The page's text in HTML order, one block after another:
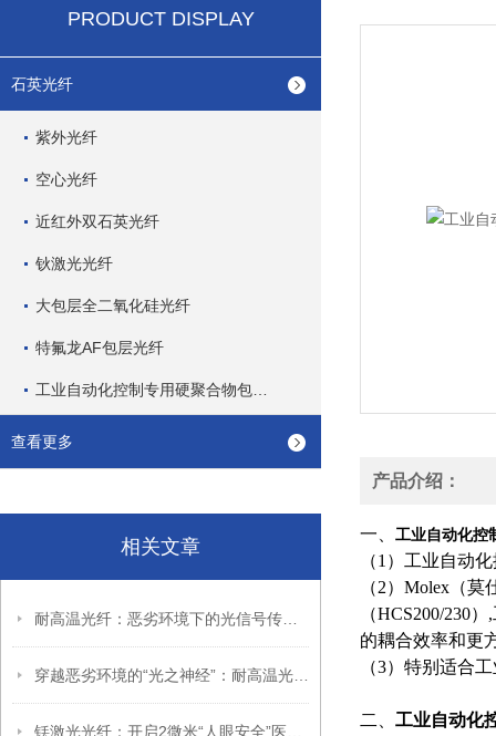
PRODUCT DISPLAY
石英光纤
紫外光纤
空心光纤
近红外双石英光纤
钬激光光纤
大包层全二氧化硅光纤
特氟龙AF包层光纤
查看更多
相关文章
产品介绍：
一、 工业自动化控
（1）工业自动
（2）Molex（
（HCS200/230
的耦合效率和更
（3）特别适合
二、 工业自动化